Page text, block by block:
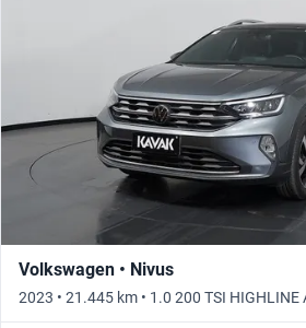
Volkswagen • Nivus
2023 • 21.445 km • 1.0 200 TSI HIGHLINE